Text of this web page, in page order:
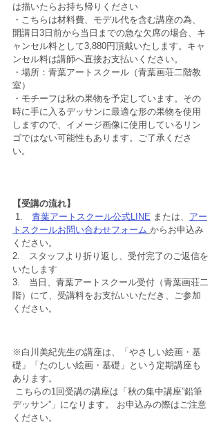
は描いたらお持ち帰りください
・こちらは材料費、モデル代を含む講座の為、
開講日3日前から当日までの急な欠席の場合、キ
ャンセル料として3,880円頂戴いたします。キャ
ンセル料は講師へ直接お支払いください。
・場所：青葉アートスクール（青葉画荘二階教
室）
・モチーフは秋の果物を予定しています。その
時に手に入るデッサンに最適な形の果物を使用
しますので、イメージ画像に使用しているリン
ゴではない可能性もあります。ご了承くださ
い。
【受講の流れ】
1. 青葉アートスクール公式LINE または、 アー
トスクールお問い合わせフォーム からお申込み
ください。
2.　スタッフより折り返し、受付完了のご返信を
いたします
3.　当日、青葉アートスクール受付（青葉画荘二
階）にて、受講料をお支払いいただき、ご参加
ください。
※白川美紀先生の講座は、「やさしい絵画・基
礎」「たのしい絵画・基礎」という定期講座も
あります。
デッサン”」になります。 お申込みの際はご注意
ください。